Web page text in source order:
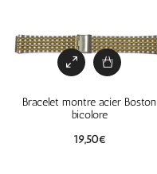
Bracelet montre acier Boston
bicolore
19,50€